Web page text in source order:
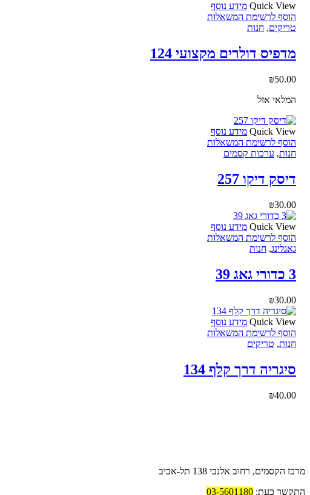
Quick View מידע נוסף
הוסף לרשימת המשאלות
טריקים, חנות
מדפיס דולרים מקצועי 124
₪50.00
המלאי אזל
Quick View מידע נוסף
הוסף לרשימת המשאלות
חנות, ערכות קסמים
דיסק דיקו 257
₪30.00
Quick View מידע נוסף
הוסף לרשימת המשאלות
גאגלינג, חנות
3 כדורי גאג 39
₪30.00
Quick View מידע נוסף
הוסף לרשימת המשאלות
חנות, טריקים
סיגריה דרך קלף 134
₪40.00
מרכז הקסמים, רחוב אלנבי 138 תל-אביב
התקשר כעת: 03-5601180